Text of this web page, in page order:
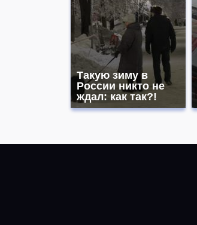
Такую зиму в
России никто не
ждал: как так?!